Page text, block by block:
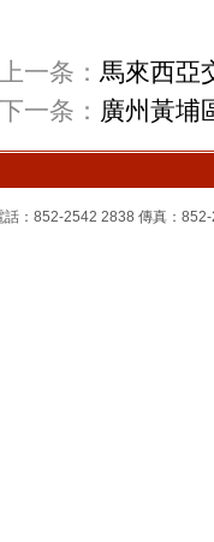
上一条： 馬來西亞
下一条： 廣州黃埔
：852-2542 2838 傳真：